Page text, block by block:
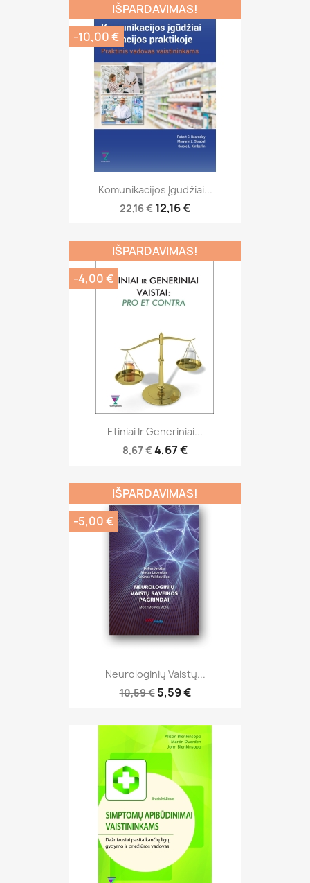
Komunikacijos Įgūdžiai...
22,16 € 12,16 €
IŠPARDAVIMAS!
-10,00 €
Etiniai Ir Generiniai...
8,67 €4,67 €
IŠPARDAVIMAS!
-4,00 €
Neurologinių Vaistų...
10,59 € 5,59 €
IŠPARDAVIMAS!
-5,00 €